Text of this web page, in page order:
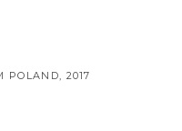
POLAND, 2017